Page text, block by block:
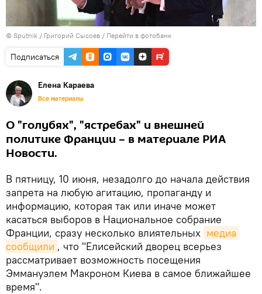
© Sputnik / Григорий Сысоев / Перейти в фотобанк
Подписаться
Елена Караева
Все материалы
О "голубях", "ястребах" и внешней
политике Франции – в материале РИА
Новости.
В пятницу, 10 июня, незадолго до начала действия
запрета на любую агитацию, пропаганду и
информацию, которая так или иначе может
касаться выборов в Национальное собрание
Франции, сразу несколько влиятельных медиа
сообщили , что "Елисейский дворец всерьез
рассматривает возможность посещения
Эммануэлем Макроном Киева в самое ближайшее
время".